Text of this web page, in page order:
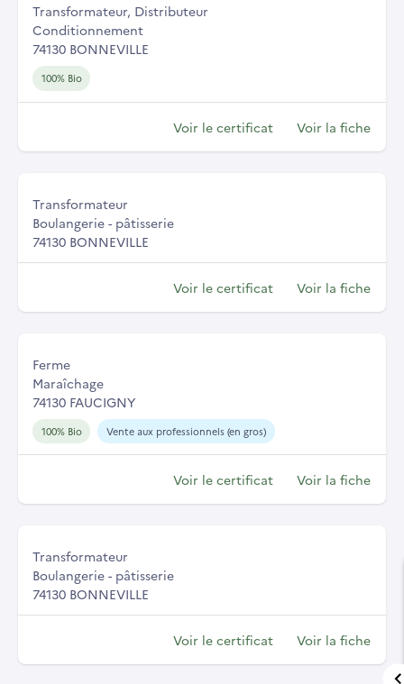
Transformateur, Distributeur
Conditionnement
74130 BONNEVILLE
100% Bio
Voir le certificat Voir la fiche
Transformateur
Boulangerie - pâtisserie
74130 BONNEVILLE
Voir le certificat Voir la fiche
Ferme
Maraîchage
74130 FAUCIGNY
100% Bio Vente aux professionnels (en gros)
Voir le certificat Voir la fiche
Transformateur
Boulangerie - pâtisserie
74130 BONNEVILLE
Voir le certificat Voir la fiche